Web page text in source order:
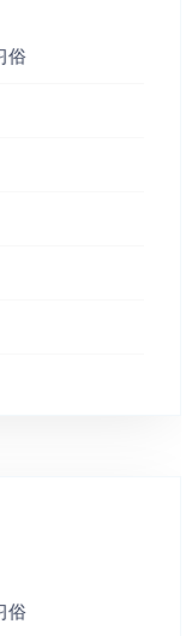
可以这样说，
点穴必须寻龙。
在生气流动的山
周密，使生气凝
看看到底是人砂
曲水流过，或是
俗
俗